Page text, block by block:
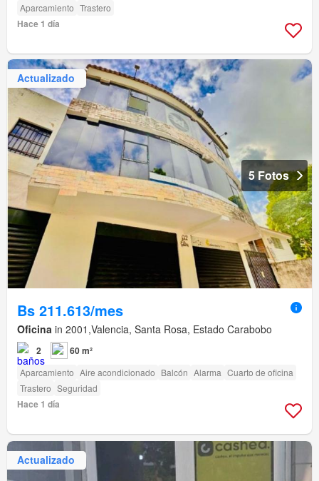
Aparcamiento Trastero
Hace 1 día
Actualizado
5 Fotos
Bs 211.613/mes
Oficina in 2001,Valencia, Santa Rosa, Estado Carabobo
2 60 m²
Aparcamiento Aire acondicionado Balcón Alarma Cuarto de oficina
Trastero Seguridad
Hace 1 día
Actualizado